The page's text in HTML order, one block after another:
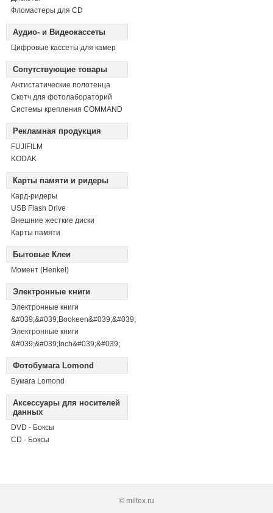
Фломастеры для CD
Аудио- и Видеокассеты
Цифровые кассеты для камер
Сопутствующие товары
Антистатические полотенца
Скотч для фотолабораторий
Системы крепления COMMAND
Рекламная продукция
FUJIFILM
KODAK
Карты памяти и ридеры
Кард-ридеры
USB Flash Drive
Внешние жесткие диски
Карты памяти
Бытовые Клеи
Момент (Henkel)
Электронные книги
Электронные книги
&#039;&#039;Bookeen&#039;&#039;
Электронные книги
&#039;&#039;Inch&#039;&#039;
Фотобумага Lomond
Бумага Lomond
Аксессуары для носителей
данных
DVD - Боксы
CD - Боксы
© miltex.ru